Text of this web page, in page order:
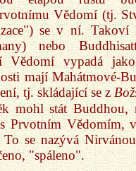
Vědomí (tj.
se v ní. Takoví
nebo
Vědomí vypadá
mají Mahátmové-
tj. skládající se z
mohl stát Buddhou,
Prvotním Vědomím,
se nazývá
"spáleno".